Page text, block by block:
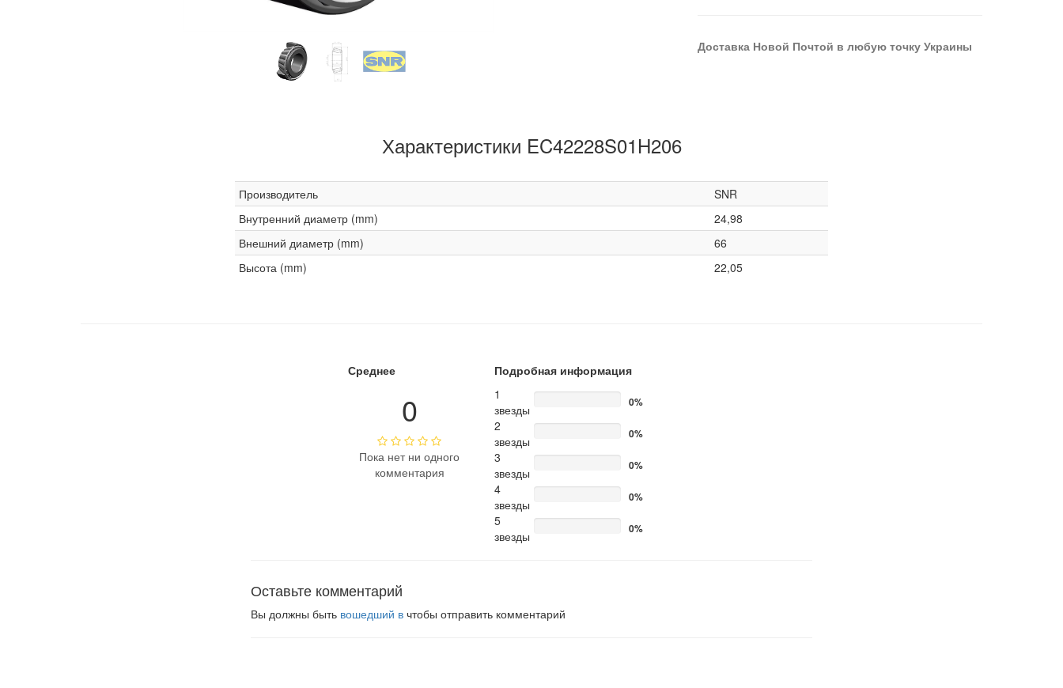
Доставка Новой Почтой в любую точку Украины
Характеристики EC42228S01H206
Производитель
SNR
Внутренний диаметр (mm)
24,98
Внешний диаметр (mm)
66
Высота (mm)
22,05
Среднее
0
Пока нет ни одного
комментария
Подробная информация
1
звезды
0%
2
звезды
0%
3
звезды
0%
4
звезды
0%
5
звезды
0%
Оставьте комментарий
Вы должны быть вошедший в чтобы отправить комментарий